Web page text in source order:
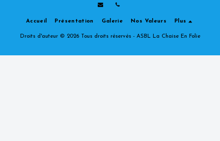
Accueil Présentation Galerie Nos Valeurs Plus
Droits d'auteur © 2026 Tous droits réservés - ASBL La Chaise En Folie